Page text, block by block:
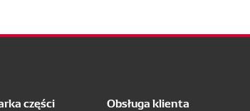
części Obsługa klienta